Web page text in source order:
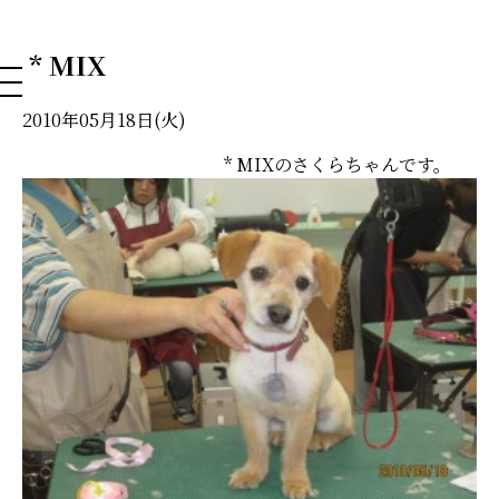
* MIX
2010年05月18日(火)
* MIXのさくらちゃんです。